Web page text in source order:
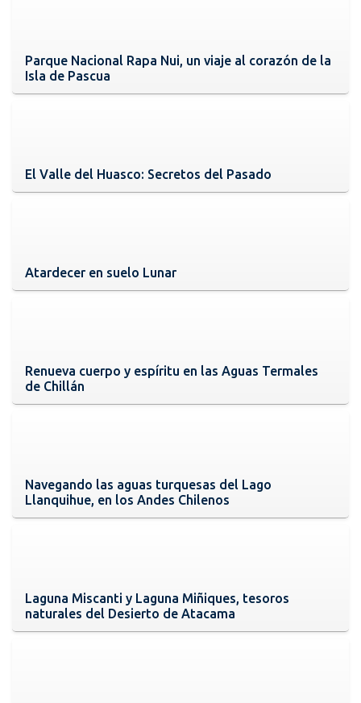
Parque Nacional Rapa Nui, un viaje al corazón de la
Isla de Pascua
El Valle del Huasco: Secretos del Pasado
Atardecer en suelo Lunar
Renueva cuerpo y espíritu en las Aguas Termales
de Chillán
Navegando las aguas turquesas del Lago
Llanquihue, en los Andes Chilenos
Laguna Miscanti y Laguna Miñiques, tesoros
naturales del Desierto de Atacama